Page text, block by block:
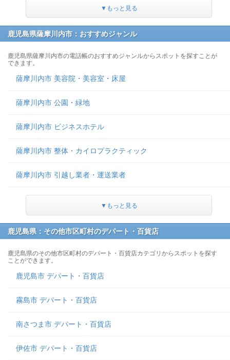
▼もっと見る
鹿児島県薩摩川内市：おすすめジャンル
鹿児島県薩摩川内市の電話帳のおすすめジャンルからスポットを探すことが
できます。
薩摩川内市 美容院・美容室・床屋
薩摩川内市 公園・緑地
薩摩川内市 ビジネスホテル
薩摩川内市 整体・カイロプラクティック
薩摩川内市 引越し業者・運送業者
▼もっと見る
鹿児島県：その他市区町村のデパート・百貨店
鹿児島県のその他市区町村のデパート・百貨店カテゴリからスポットを探す
ことができます。
鹿児島市 デパート・百貨店
霧島市 デパート・百貨店
南さつま市 デパート・百貨店
伊佐市 デパート・百貨店